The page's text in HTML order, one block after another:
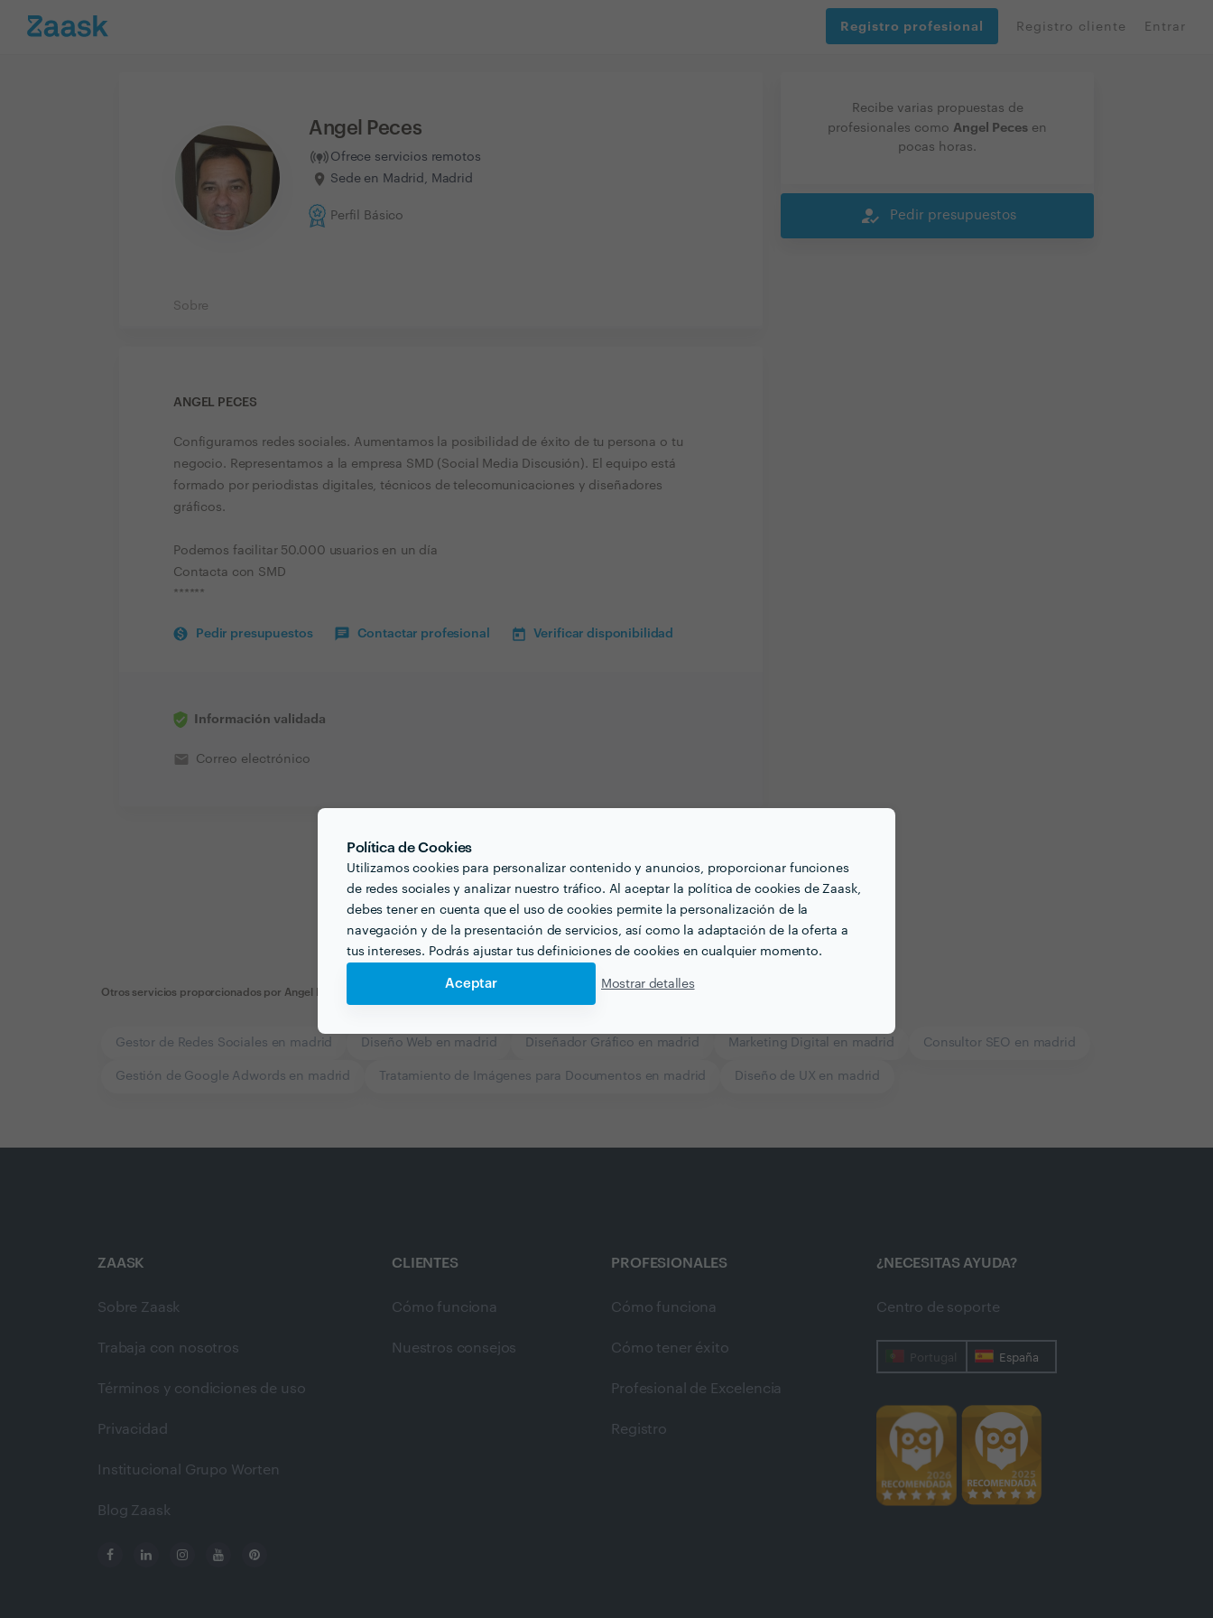
Política de Cookies
Utilizamos cookies para personalizar contenido y anuncios, proporcionar funciones
de redes sociales y analizar nuestro tráfico. Al aceptar la política de cookies de Zaask,
debes tener en cuenta que el uso de cookies permite la personalización de la
navegación y de la presentación de servicios, así como la adaptación de la oferta a
tus intereses. Podrás ajustar tus definiciones de cookies en cualquier momento.
Aceptar Mostrar detalles
Registro profesional Registro cliente Entrar
Angel Peces
Ofrece servicios remotos
Sede en Madrid, Madrid
Perfil Básico
Sobre
ANGEL PECES
Configuramos redes sociales. Aumentamos la posibilidad de éxito de tu persona o tu
negocio. Representamos a la empresa SMD (Social Media Discusión). El equipo está
formado por periodistas digitales, técnicos de telecomunicaciones y diseñadores
gráficos.
Podemos facilitar 50.000 usuarios en un día
Contacta con SMD
******
Pedir presupuestos Contactar profesional Verificar disponibilidad
Información validada
email Correo electrónico
Recibe varias propuestas de
profesionales como Angel Peces en
pocas horas.
how_to_reg Pedir presupuestos
Otros servicios proporcionados por Angel Peces
Gestor de Redes Sociales en madrid Diseño Web en madrid Diseñador Gráfico en madrid Marketing Digital en madrid Consultor SEO en madrid
Gestión de Google Adwords en madrid Tratamiento de Imágenes para Documentos en madrid Diseño de UX en madrid
ZAASK
Sobre Zaask
Trabaja con nosotros
Términos y condiciones de uso
Privacidad
Institucional Grupo Worten
Blog Zaask
CLIENTES
Cómo funciona
Nuestros consejos
PROFESIONALES
Cómo funciona
Cómo tener éxito
Profesional de Excelencia
Registro
¿NECESITAS AYUDA?
Centro de soporte
Portugal España